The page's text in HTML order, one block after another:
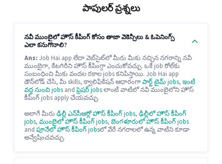
పాపులర్ ప్రశ్నలు
నవీ ముంబైలో హౌస్ కీపింగ్ కోసం తాజా వెకెన్సీలు & ఓపెనింగ్స్
ఎలా కనుగొనాలి?
Ans: Job Hai app లేదా వెబ్‌సైట్‌లో మీరు మీకు నచ్చిన నగరాన్ని నవీ
ముంబైగా, కేటగిరీని హౌస్ కీపింగ్గా ఎంచుకోవచ్చు. ఒకే job రోల్‌కు
సంబంధించి మీకు వందల రకాల jobs కనిపిస్తాయి. Job Hai app
డౌన్‌లోడ్ చేసి, మీ skills, క్వాలిఫికేషన్ ఆధారంగాపార్ట్ టైమ్ jobs, ఇంటి
వద్ద నుంచి jobs andఫ్రెషర్ jobsలాంటి వాటిలో నవీ ముంబైలోని హౌస్
కీపింగ్ jobs apply చేయవచ్చు.
అలాగే మీరు ఢిల్లీ ఎన్‌సీఆర్లో హౌస్ కీపింగ్ jobs, ఢిల్లీలో హౌస్ కీపింగ్
jobs, ముంబైలో హౌస్ కీపింగ్ jobs, బెంగళూరులో హౌస్ కీపింగ్ jobs
and పూనేలో హౌస్ కీపింగ్ jobsలో వేరే నగరాలలో ఉన్న వాటిని కూడా
అన్వేషించవచ్చు.